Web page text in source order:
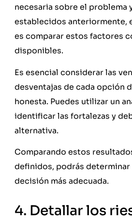
necesaria sobre el problema
establecidos anteriormente,
es comparar estos factores
disponibles.
Es esencial considerar las
desventajas de cada opción
honesta. Puedes utilizar un
identificar las fortalezas y
alternativa.
Comparando estos
definidos, podrás determinar
decisión más adecuada.
4. Detallar los